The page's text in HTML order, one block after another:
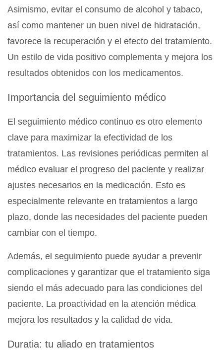
Asimismo, evitar el consumo de alcohol y tabaco,
así como mantener un buen nivel de hidratación,
favorece la recuperación y el efecto del tratamiento.
Un estilo de vida positivo complementa y mejora los
resultados obtenidos con los medicamentos.
Importancia del seguimiento médico
El seguimiento médico continuo es otro elemento
clave para maximizar la efectividad de los
tratamientos. Las revisiones periódicas permiten al
médico evaluar el progreso del paciente y realizar
ajustes necesarios en la medicación. Esto es
especialmente relevante en tratamientos a largo
plazo, donde las necesidades del paciente pueden
cambiar con el tiempo.
Además, el seguimiento puede ayudar a prevenir
complicaciones y garantizar que el tratamiento siga
siendo el más adecuado para las condiciones del
paciente. La proactividad en la atención médica
mejora los resultados y la calidad de vida.
Duratia: tu aliado en tratamientos